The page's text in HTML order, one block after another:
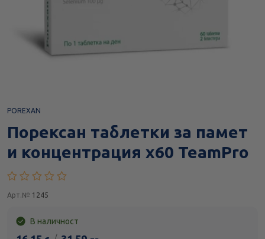
POREXAN
Порексан таблетки за памет
и концентрация х60 TeamPro
Арт.№ 1245
В наличност